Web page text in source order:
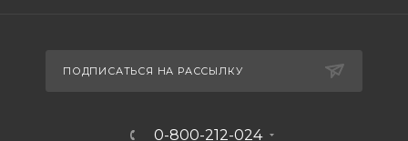
ПОДПИСАТЬСЯ НА РАССЫЛКУ
0-800-212-024